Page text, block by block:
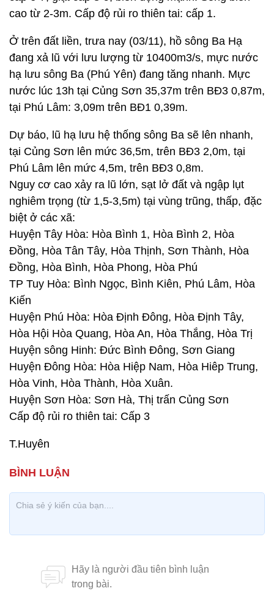
cao từ 2-3m. Cấp độ rủi ro thiên tai: cấp 1.
Ở trên đất liền, trưa nay (03/11), hồ sông Ba Hạ
đang xả lũ với lưu lượng từ 10400m3/s, mực nước
hạ lưu sông Ba (Phú Yên) đang tăng nhanh. Mực
nước lúc 13h tại Củng Sơn 35,37m trên BĐ3 0,87m,
tại Phú Lâm: 3,09m trên BĐ1 0,39m.
Dự báo, lũ hạ lưu hệ thống sông Ba sẽ lên nhanh,
tại Củng Sơn lên mức 36,5m, trên BĐ3 2,0m, tại
Phú Lâm lên mức 4,5m, trên BĐ3 0,8m.
Nguy cơ cao xảy ra lũ lớn, sạt lở đất và ngập lụt
nghiêm trọng (từ 1,5-3,5m) tại vùng trũng, thấp, đặc
biệt ở các xã:
Huyện Tây Hòa: Hòa Bình 1, Hòa Bình 2, Hòa
Đồng, Hòa Tân Tây, Hòa Thịnh, Sơn Thành, Hòa
Đồng, Hòa Bình, Hòa Phong, Hòa Phú
TP Tuy Hòa: Bình Ngọc, Bình Kiên, Phú Lâm, Hòa
Kiến
Huyện Phú Hòa: Hòa Định Đông, Hòa Định Tây,
Hòa Hội Hòa Quang, Hòa An, Hòa Thắng, Hòa Trị
Huyện sông Hinh: Đức Bình Đông, Sơn Giang
Huyện Đông Hòa: Hòa Hiệp Nam, Hòa Hiêp Trung,
Hòa Vinh, Hòa Thành, Hòa Xuân.
Huyện Sơn Hòa: Sơn Hà, Thị trấn Củng Sơn
Cấp độ rủi ro thiên tai: Cấp 3
T.Huyên